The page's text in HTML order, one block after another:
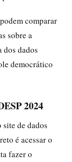
comparar
sobre a
dos dados
democrático
2024
de dados
é acessar o
fazer o